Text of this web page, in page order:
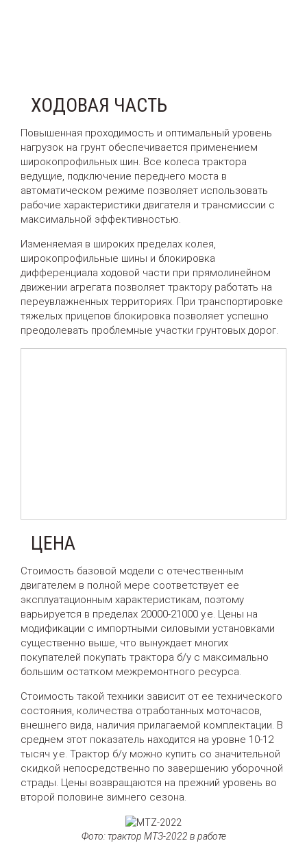
ХОДОВАЯ ЧАСТЬ
Повышенная проходимость и оптимальный уровень
нагрузок на грунт обеспечивается применением
широкопрофильных шин. Все колеса трактора
ведущие, подключение переднего моста в
автоматическом режиме позволяет использовать
рабочие характеристики двигателя и трансмиссии с
максимальной эффективностью.
Изменяемая в широких пределах колея,
широкопрофильные шины и блокировка
дифференциала ходовой части при прямолинейном
движении агрегата позволяет трактору работать на
переувлажненных территориях. При транспортировке
тяжелых прицепов блокировка позволяет успешно
преодолевать проблемные участки грунтовых дорог.
ЦЕНА
Стоимость базовой модели с отечественным
двигателем в полной мере соответствует ее
эксплуатационным характеристикам, поэтому
варьируется в пределах 20000-21000 у.е. Цены на
модификации с импортными силовыми установками
существенно выше, что вынуждает многих
покупателей покупать трактора б/у с максимально
большим остатком межремонтного ресурса.
Стоимость такой техники зависит от ее технического
состояния, количества отработанных моточасов,
внешнего вида, наличия прилагаемой комплектации. В
среднем этот показатель находится на уровне 10-12
тысяч у.е. Трактор б/у можно купить со значительной
скидкой непосредственно по завершению уборочной
страды. Цены возвращаются на прежний уровень во
второй половине зимнего сезона.
Фото: трактор МТЗ-2022 в работе